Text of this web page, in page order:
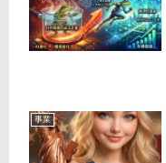
事業